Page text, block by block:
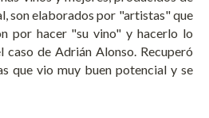
son elaborados por "artistas" que
por hacer "su vino" y hacerlo lo
caso de Adrián Alonso. Recuperó
que vio muy buen potencial y se